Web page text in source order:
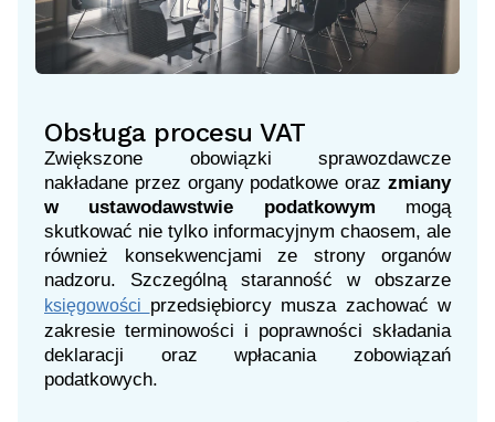
Obsługa procesu VAT
Zwiększone obowiązki sprawozdawcze
nakładane przez organy podatkowe oraz zmiany
w ustawodawstwie podatkowym
mogą
skutkować nie tylko informacyjnym chaosem, ale
również konsekwencjami ze strony organów
nadzoru. Szczególną staranność w obszarze
księgowości przedsiębiorcy musza zachować w
zakresie terminowości i poprawności składania
deklaracji oraz wpłacania zobowiązań
podatkowych.